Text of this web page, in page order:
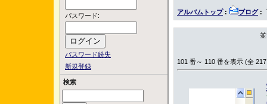
パスワード:
パスワード紛失
新規登録
検索
アルバムトップ: ブログ:
101 番～ 110 番を表示 (全